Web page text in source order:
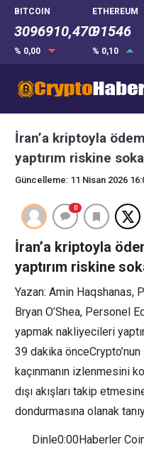
BITCOIN
3096910,470
% 0,00
ETHEREUM
91546
% 0,10
İran’a kriptoyla
yaptırım riskine
Güncelleme: 11 Nisan 2026
0
İran’a kriptoyla
yaptırım riskine
Yazan: Amin Haqshanas,
Bryan O’Shea, Personel
yapmak nakliyecileri
39 dakika
kaçınmanın izlenmesini
dışı akışları takip
dondurmasına olanak
Dinle0:00Haberler